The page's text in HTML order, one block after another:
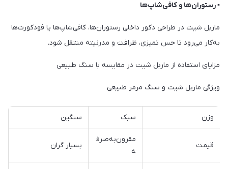
▪ رستوران‌ها و کافی‌شاپ‌ها
ماربل شیت در طراحی دکور داخلی رستوران‌ها، کافی‌شاپ‌ها یا فودکورت‌ها
به‌کار می‌رود تا حس تمیزی، ظرافت و مدرنیته منتقل شود.
مزایای استفاده از ماربل شیت در مقایسه با سنگ طبیعی
ویژگی ماربل شیت و سنگ مرمر طبیعی
وزن سبک سنگین
قیمت
مقرون‌به‌صرف
ه
بسیار گران